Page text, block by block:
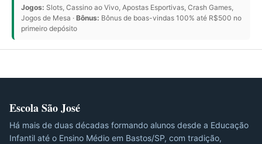
Jogos: Slots, Cassino ao Vivo, Apostas Esportivas, Crash Games,
Jogos de Mesa · Bônus: Bônus de boas-vindas 100% até R$500 no
primeiro depósito
Escola São José
Há mais de duas décadas formando alunos desde a Educação
Infantil até o Ensino Médio em Bastos/SP, com tradição,